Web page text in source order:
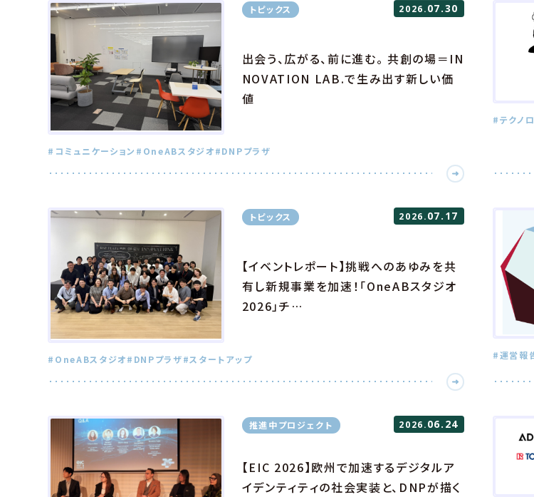
トピックス 2026.07.30
出会う、広がる、前に進む。 共創の場＝IN
NOVATION LAB.で生み出す新しい価
値
#コミュニケーション #OneABスタジオ#DNPプラザ
#テクノ
トピックス 2026.07.17
【イベントレポート】挑戦へのあゆみを共
有し新規事業を加速！「OneABスタジオ
2026」チ…
#OneABスタジオ#DNPプラザ#スタートアップ #運営報
推進中プロジェクト 2026.06.24
【EIC 2026】欧州で加速するデジタルア
イデンティティの社会実装と、DNPが描く